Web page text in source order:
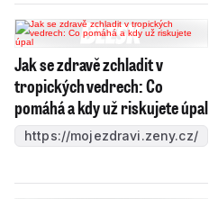
Jak se zdravě zchladit v
tropických vedrech: Co
pomáhá a kdy už riskujete úpal
https://mojezdravi.zeny.cz/